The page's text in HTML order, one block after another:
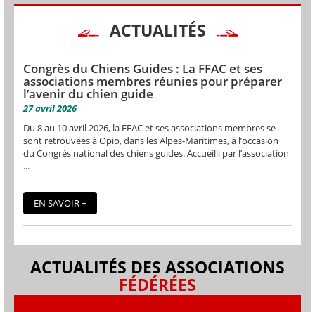
ACTUALITÉS
Congrès du Chiens Guides : La FFAC et ses
associations membres réunies pour préparer
l’avenir du chien guide
27 avril 2026
Du 8 au 10 avril 2026, la FFAC et ses associations membres se
sont retrouvées à Opio, dans les Alpes-Maritimes, à l’occasion
du Congrès national des chiens guides. Accueilli par l’association
...
EN SAVOIR +
ACTUALITÉS DES ASSOCIATIONS
FÉDÉRÉES